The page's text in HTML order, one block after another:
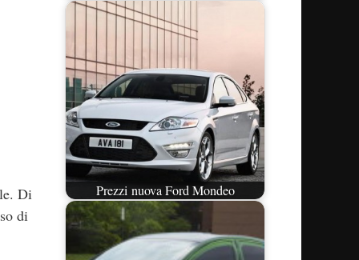
Di
di
Prezzi nuova Ford Mondeo